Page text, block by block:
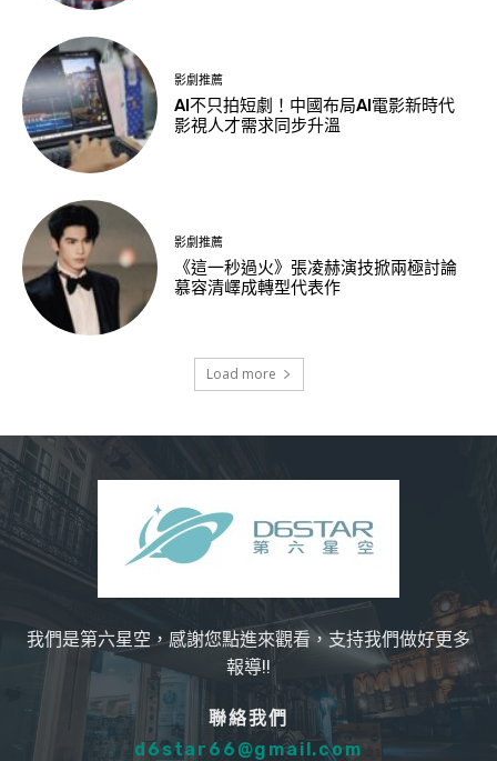
影劇推薦
AI不只拍短劇！中國布局AI電影新時代
影視人才需求同步升溫
影劇推薦
《這一秒過火》張凌赫演技掀兩極討論
慕容清嶧成轉型代表作
Load more
我們是第六星空，感謝您點進來觀看，支持我們做好更多
報導!!
聯絡我們
d6star66@gmail.com